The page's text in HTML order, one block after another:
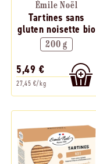
Émile Noël
Tartines sans
gluten noisette bio
200 g
5,49 €
27,45 €/kg